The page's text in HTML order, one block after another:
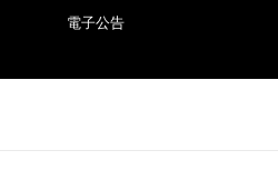
The copyrights,
電子公告